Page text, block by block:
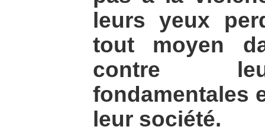
leurs yeux
tout moyen
contre
fondamentales
leur société.